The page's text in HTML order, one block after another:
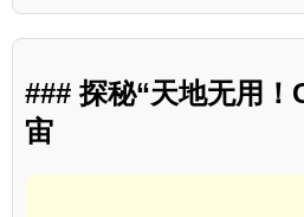
### 探秘“天地无用！
宙